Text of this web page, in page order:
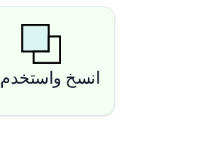
3. انسخ واستخدم